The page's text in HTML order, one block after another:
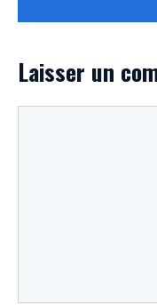
Laisser un